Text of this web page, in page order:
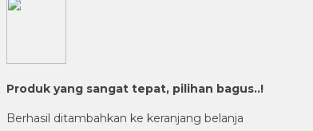
Produk yang sangat tepat, pilihan bagus..!
Berhasil ditambahkan ke keranjang belanja